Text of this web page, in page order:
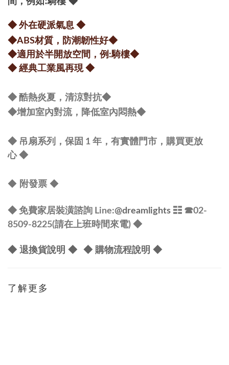
◆ 外在硬派氣息 ◆
◆ABS材質，防潮韌性好◆
◆適用於半開放空間，例:騎樓◆
◆ 經典工業風再現◆
◆ 酷熱炎夏，清涼對抗◆
◆增加室內對流，降低室內悶熱◆
◆ 吊扇系列，保固 1 年，有實體門市，購買更放
心◆
◆ 附發票◆
◆ 免費家居裝潢諮詢 Line:@dreamlights ☷ ☎02-
8509-8225(請在上班時間來電) ◆
◆ 退換貨說明 ◆ ◆ 購物流程說明 ◆
了解更多